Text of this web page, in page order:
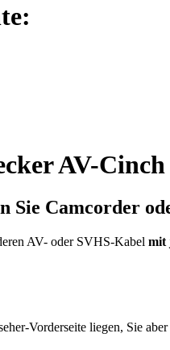
AV-
Sie Camcorder
AV- oder SVHS-Kabel mit
Vorderseite liegen, Sie